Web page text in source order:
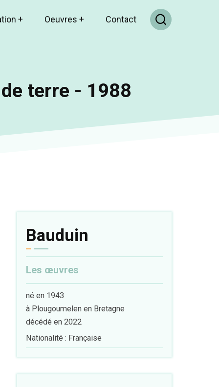
+ Oeuvres + Contact
terre - 1988
Bauduin
Les œuvres
né en 1943
à Plougoumelen en Bretagne
décédé en 2022
Nationalité : Française